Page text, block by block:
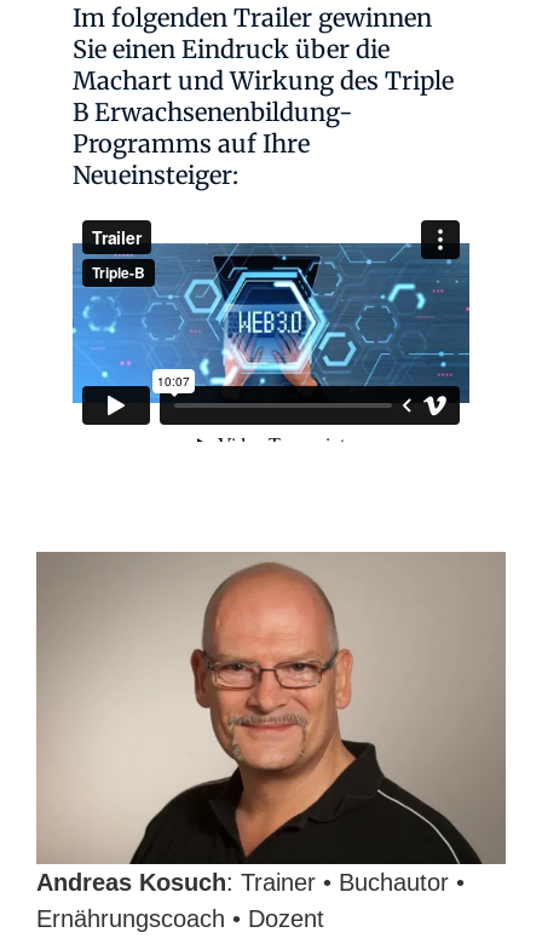
Im folgenden Trailer gewinnen
Sie einen Eindruck über die
Machart und Wirkung des Triple
B Erwachsenenbildung-
Programms auf Ihre
Neueinsteiger:
Andreas Kosuch: Trainer • Buchautor •
Ernährungscoach • Dozent